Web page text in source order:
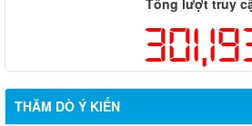
THĂM DÒ Ý KIẾN